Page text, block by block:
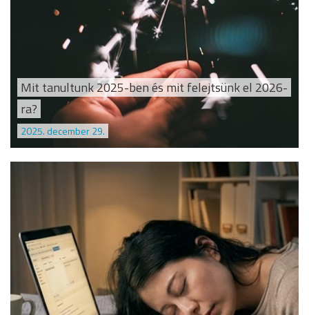
Mit tanultunk 2025-ben és mit felejtsünk el 2026-
ra?
2025. december 29.